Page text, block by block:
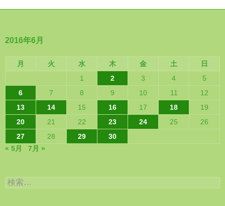
2016年6月
月 火 水 木 金 土
日
1
2 3 4
5
6
7 8 9 10 11
12
13
14 15 16 17 18
19
20
21 22 23 24 25
26
27
28 29
30
« 5月
7月 »
検
索: